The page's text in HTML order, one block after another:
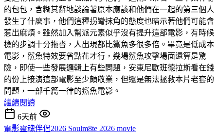
的包包，含糊其辭地談論著原本應該和他們在一起的第三個人
發生了什麼事，他們這種拐彎抹角的態度也暗示著他們可能會
惹出麻煩。雖然加入幫派元素似乎沒有提升這部電影，有時候
檢的步調十分拖沓，人出現都比鯊魚多很多倍。畢竟是低成本
電影，鯊魚特效要省點花才行，幾場鯊魚攻擊場面還算是驚
險，即使一些發展邏輯上有些問題，安東尼歐班德拉斯看在錢
的份上接演這部電影至少頗敬業，但還是無法拯救本片老套的
問題，一部千篇一律的鯊魚電影。
繼續閱讀
6天前
電影靈魂伴侶2026 Soulm8te 2026 movie